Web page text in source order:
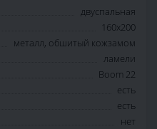
двуспальная
160х200
металл, обшитый кожзамом
ламели
Boom 22
есть
есть
нет